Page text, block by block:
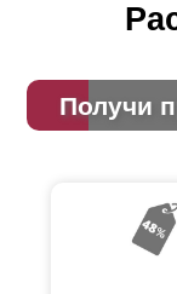
Получи